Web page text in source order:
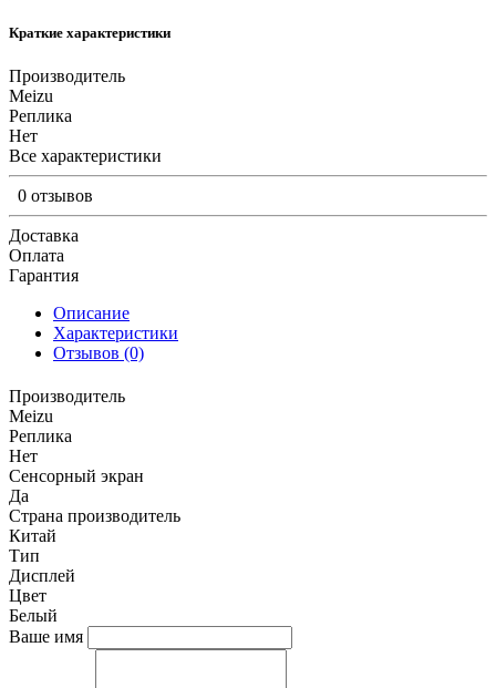
Краткие характеристики
Производитель
Meizu
Реплика
Нет
Все характеристики
0 отзывов
Доставка
Оплата
Гарантия
Описание
Характеристики
Отзывов (0)
Производитель
Meizu
Реплика
Нет
Сенсорный экран
Да
Страна производитель
Китай
Тип
Дисплей
Цвет
Белый
Ваше имя